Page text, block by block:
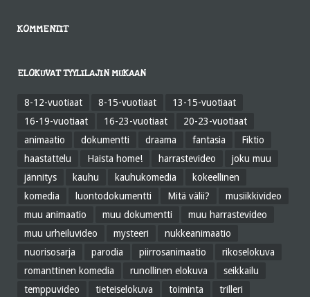
KOMMENTIT
ELOKUVAT TYYLILAJIN MUKAAN
8-12-vuotiaat 8-15-vuotiaat
13-15-vuotiaat
16-19-vuotiaat
16-23-vuotiaat
20-23-vuotiaat
animaatio
dokumentti draama fantasia
Fiktio
haastattelu
Haista home! harrastevideo
joku muu
jännitys
kauhu kauhukomedia
kokeellinen
komedia
luontodokumentti Mitä välii?
musiikkivideo
muu animaatio
muu dokumentti
muu harrastevideo
muu urheiluvideo
mysteeri
nukkeanimaatio
nuorisosarja
parodia piirrosanimaatio
rikoselokuva
romanttinen komedia
runollinen elokuva
seikkailu
temppuvideo
tieteiselokuva toiminta
trilleri